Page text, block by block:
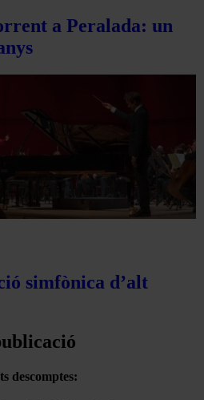
a Peralada: un
simfònica d’alt
descomptes: